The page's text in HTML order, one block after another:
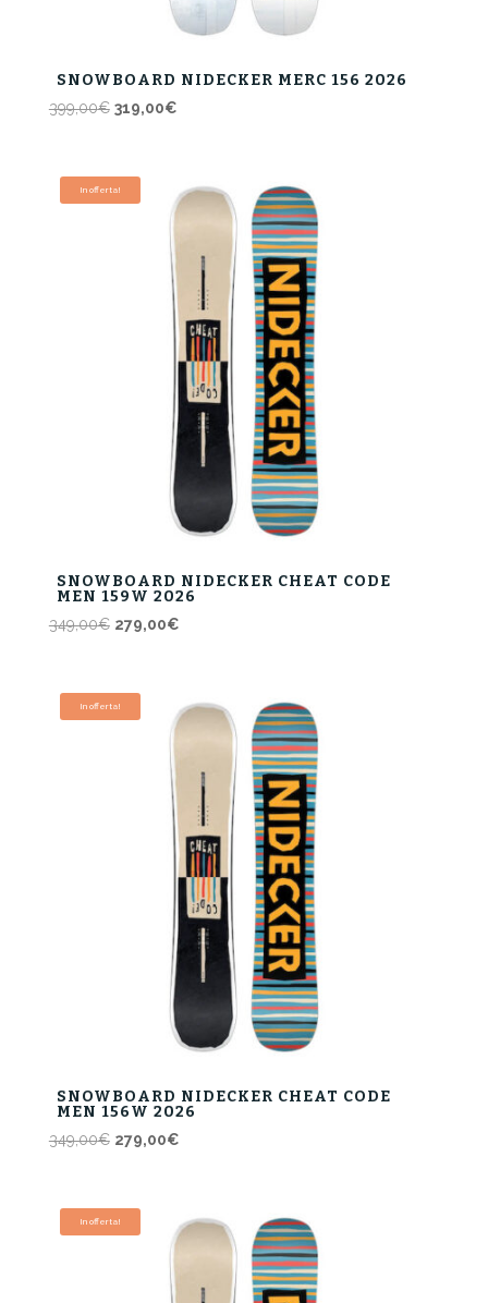
SNOWBOARD NIDECKER MERC 156 2026
399,00€ Il
era:
399,00€.
319,00€Il
319,00€.
In offerta!
SNOWBOARD NIDECKER CHEAT CODE
MEN 159W 2026
349,00€ Il
era:
349,00€.
279,00€Il
279,00€.
In offerta!
SNOWBOARD NIDECKER CHEAT CODE
MEN 156W 2026
349,00€ Il
era:
349,00€.
279,00€Il
279,00€.
In offerta!